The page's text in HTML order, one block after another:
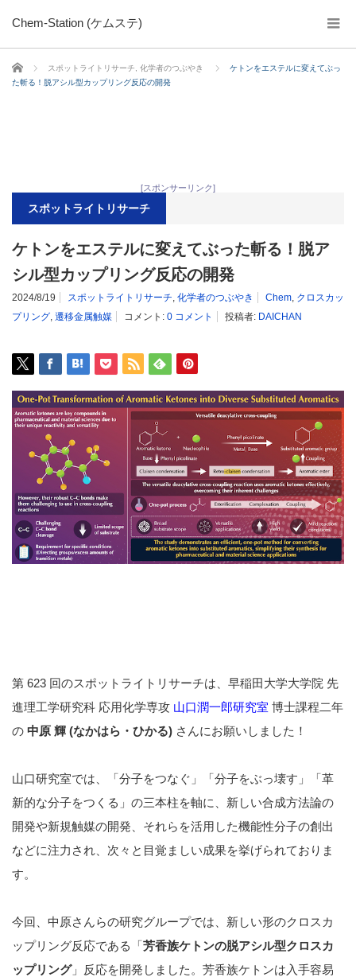
Chem-Station (ケムステ)
ホーム スポットライトリサーチ 化学者のつぶやき
ケトンをエステルに変えてぶっ
た斬る！脱アシル型カップリング反応の開発
[スポンサーリンク]
スポットライトリサーチ
ケトンをエステルに変えてぶった斬る！脱ア
シル型カップリング反応の開発
2024/8/19 スポットライトリサーチ, 化学者のつぶやき Chem, クロスカッ
プリング, 遷移金属触媒 コメント: 0 コメント 投稿者: DAICHAN
第 623 回のスポットライトリサーチは、早稲田大学大学院 先
進理工学研究科 応用化学専攻 山口潤一郎研究室 博士課程二年
の 中原 輝 (なかはら・ひかる) さんにお願いしました！
山口研究室では、「分子をつなぐ」「分子をぶっ壊す」「革
新的な分子をつくる」の三本柱を軸に、新しい合成方法論の
開発や新規触媒の開発、それらを活用した機能性分子の創出
などに注力され、次々と目覚ましい成果を挙げられておりま
す。
今回、中原さんらの研究グループでは、新しい形のクロスカ
ップリング反応である「芳香族ケトンの脱アシル型クロスカ
ップリング」反応を開発しました。芳香族ケトンは入手容易